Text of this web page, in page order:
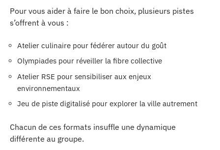
Pour vous aider à faire le bon choix, plusieurs pistes
s’offrent à vous :
Atelier culinaire pour fédérer autour du goût
Olympiades pour réveiller la fibre collective
Atelier RSE pour sensibiliser aux enjeux
environnementaux
Jeu de piste digitalisé pour explorer la ville autrement
Chacun de ces formats insuffle une dynamique
différente au groupe.